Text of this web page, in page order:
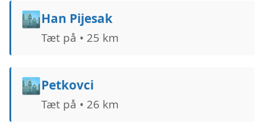
🏙️Han Pijesak
Tæt på • 25 km
🏙️Petkovci
Tæt på • 26 km